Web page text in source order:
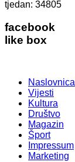
tjedan: 34805
facebook
like box
Naslovnica
Vijesti
Kultura
Društvo
Magazin
Šport
Impressum
Marketing